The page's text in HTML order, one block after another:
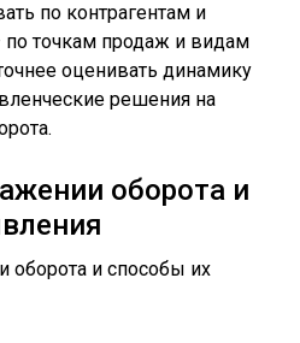
по контрагентам и
точкам продаж и видам
оценивать динамику
решения на
оборота и